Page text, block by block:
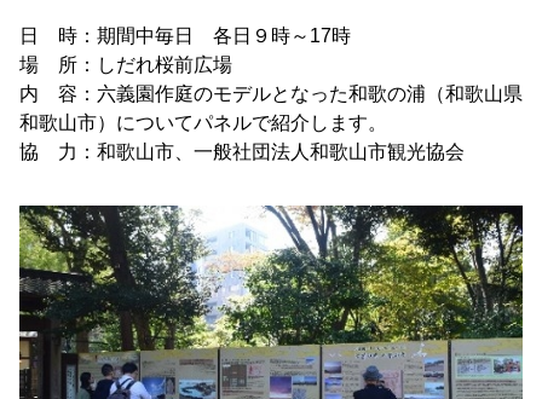
日 時：期間中毎日 各日９時～17時
場 所：しだれ桜前広場
内 容：六義園作庭のモデルとなった和歌の浦（和歌山県
和歌山市）についてパネルで紹介します。
協 力：和歌山市、一般社団法人和歌山市観光協会